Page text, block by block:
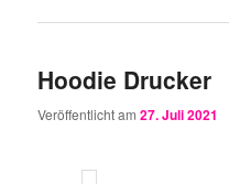
Hoodie Drucker
Veröffentlicht am27. Juli 2021